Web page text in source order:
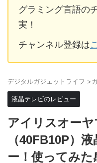
グラミング言語の
実！
チャンネル登録は
デジタルガジェットライフ >
液晶テレビのレビュー
アイリスオーヤ
（40FB10P）
ー！使ってみ